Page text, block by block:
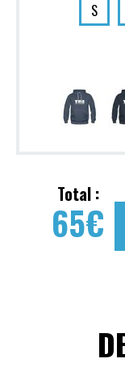
S
Total :
65€